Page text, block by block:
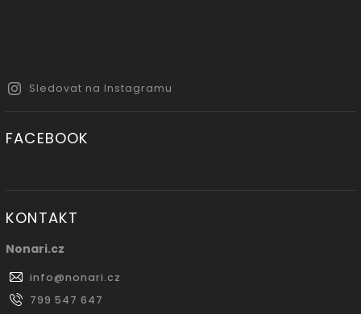
Sledovat na Instagramu
FACEBOOK
KONTAKT
Nonari.cz
info@nonari.cz
799 547 647